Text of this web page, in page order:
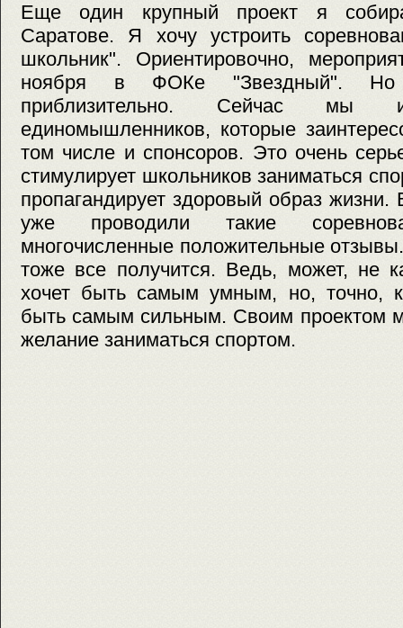
Еще один крупный проект я
Саратове. Я хочу устроить
школьник". Ориентировочно,
ноября в ФОКе "Звездный". Но
приблизительно. Сейчас мы
единомышленников, которые
том числе и спонсоров. Это очень
стимулирует школьников заниматься
пропагандирует здоровый образ
уже проводили такие
многочисленные положительные
тоже все получится. Ведь, может, не
хочет быть самым умным, но, точно,
быть самым сильным. Своим проектом
желание заниматься спортом.